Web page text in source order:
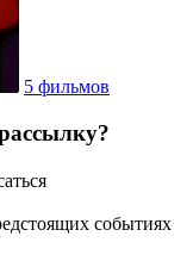
5 фильмов
событиях